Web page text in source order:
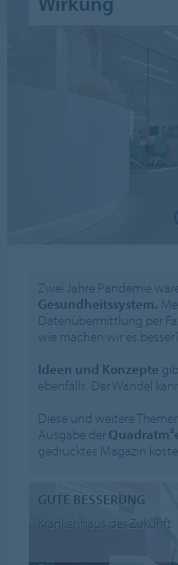
Zwei Jahre Pandemie
Gesundheitssystem.
Datenübermittlung per
wie machen wir es besser?
Ideen und Konzepte
ebenfalls. Der Wandel
Diese und weitere
Ausgabe der
gedrucktes Magazin
GUTE BESSERUNG
Krankenhaus der Zukunft